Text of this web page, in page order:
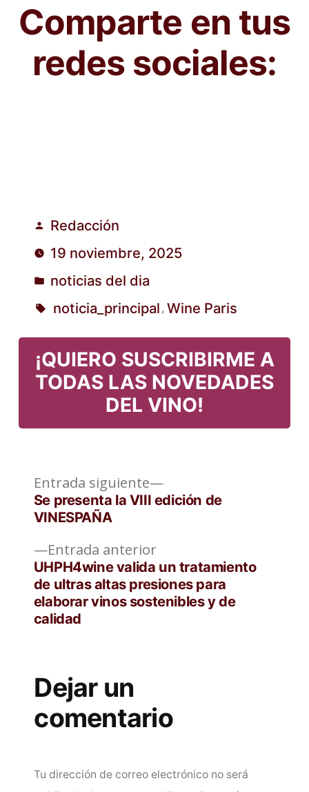
Comparte en tus
redes sociales:
Publicado
por
Redacción
19 noviembre, 2025
Publicado
en
noticias del dia
Etiquetas:
noticia_principal , Wine Paris
¡QUIERO SUSCRIBIRME A
TODAS LAS NOVEDADES
DEL VINO!
Navegación
de
entradas
Entrada anteriorEntrada
anterior:
UHPH4wine valida un tratamiento
de ultras altas presiones para
elaborar vinos sostenibles y de
calidad
Entrada siguiente
Entrada
siguiente:
Se presenta la VIII edición de
VINESPAÑA
Dejar un
comentario
Tu dirección de correo electrónico no será